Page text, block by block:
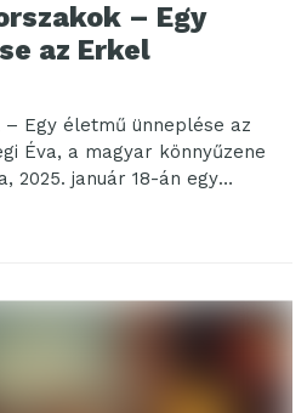
– Egy
az Erkel
Egy életmű ünneplése az
Éva, a magyar könnyűzene
2025. január 18-án egy